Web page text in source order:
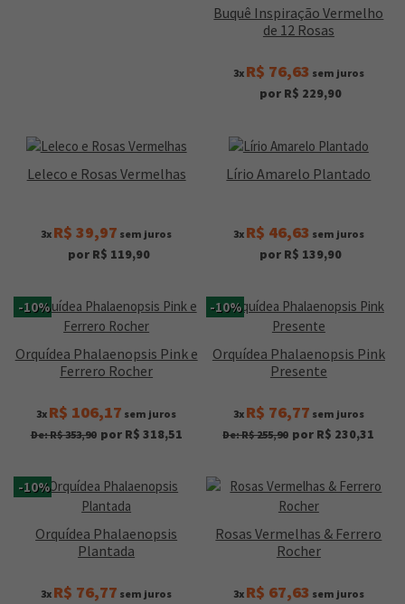
Buquê Inspiração Vermelho
de 12 Rosas
3x R$ 76,63 sem juros
por R$ 229,90
Leleco e Rosas Vermelhas
3x R$ 39,97 sem juros
por R$ 119,90
Lírio Amarelo Plantado
3x R$ 46,63 sem juros
por R$ 139,90
-10%
Orquídea Phalaenopsis Pink e
Ferrero Rocher
3x R$ 106,17 sem juros
De: R$ 353,90 por R$ 318,51
-10%
Orquídea Phalaenopsis Pink
Presente
3x R$ 76,77 sem juros
De: R$ 255,90 por R$ 230,31
-10%
Orquídea Phalaenopsis
Plantada
3x R$ 76,77 sem juros
Rosas Vermelhas & Ferrero
Rocher
3x R$ 67,63 sem juros